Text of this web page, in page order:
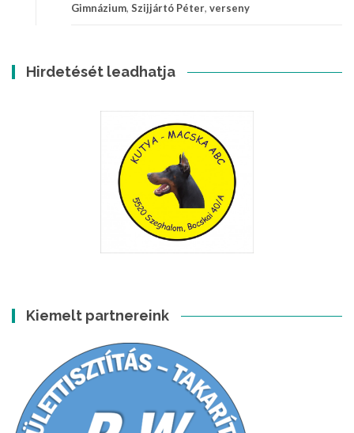
Gimnázium, Szijjártó Péter, verseny
Hirdetését leadhatja
Kiemelt partnereink